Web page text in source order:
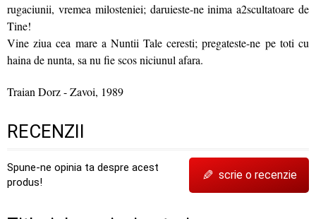
rugaciunii, vremea milosteniei; daruieste-ne inima a2scultatoare de
Tine!
Vine ziua cea mare a Nuntii Tale ceresti; pregateste-ne pe toti cu
haina de nunta, sa nu fie scos niciunul afara.
Traian Dorz - Zavoi, 1989
RECENZII
Spune-ne opinia ta despre acest
produs!
✎ scrie o recenzie